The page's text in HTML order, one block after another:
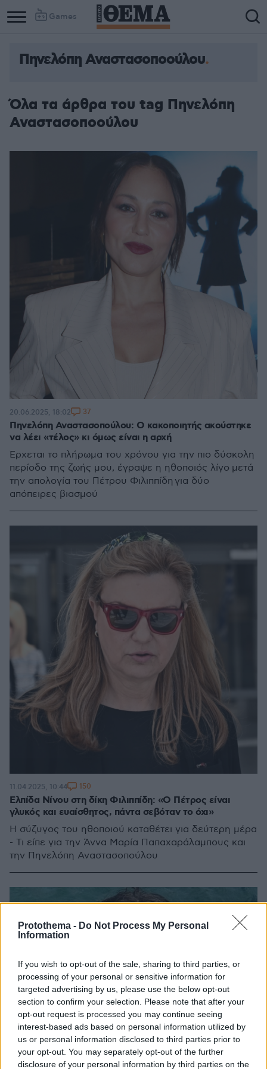
Protothema - Do Not Process My Personal
Information
If you wish to opt-out of the sale, sharing to third parties, or
processing of your personal or sensitive information for
targeted advertising by us, please use the below opt-out
section to confirm your selection. Please note that after your
opt-out request is processed you may continue seeing
interest-based ads based on personal information utilized by
us or personal information disclosed to third parties prior to
your opt-out. You may separately opt-out of the further
disclosure of your personal information by third parties on the
Games
Πηνελόπη Αναστασοποούλου
Όλα τα άρθρα του tag Πηνελόπη
Αναστασοποούλου
Πηνελόπη Αναστασοπούλου: Ο κακοποιητής ακούστηκε
να λέει «τέλος» κι όμως είναι η αρχή
Έρχεται το πλήρωμα του χρόνου για την πιο δύσκολη
περίοδο της ζωής μου, έγραψε η ηθοποιός λίγο μετά
την απολογία του Πέτρου Φιλιππίδη για δύο
απόπειρες βιασμού
20.06.2025, 18:02 37
Ελπίδα Νίνου στη δίκη Φιλιππίδη: «Ο Πέτρος είναι
γλυκός και ευαίσθητος, πάντα σεβόταν το όχι»
Η σύζυγος του ηθοποιού καταθέτει για δεύτερη μέρα
- Τι είπε για την Άννα Μαρία Παπαχαράλαμπους και
την Πηνελόπη Αναστασοπούλου
11.04.2025, 10:44 150